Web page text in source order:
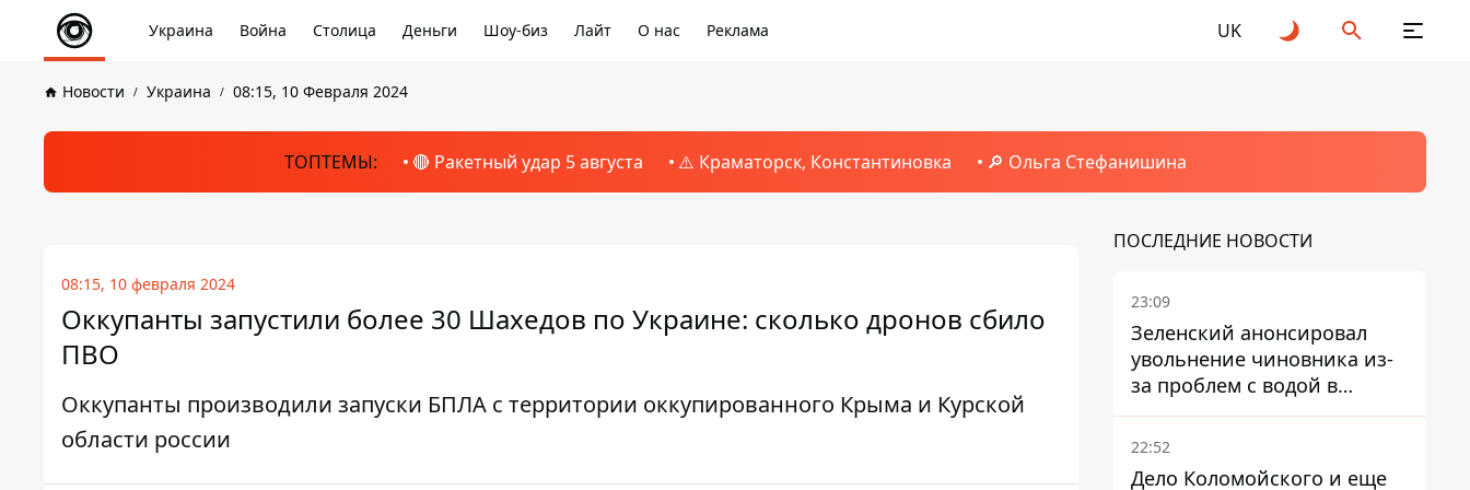
Украина Война Столица Деньги Шоу-биз Лайт О нас Реклама UK
Новости Украина 08:15, 10 Февраля 2024
ТОПТЕМЫ: 🔴 Ракетный удар 5 августа ⚠️ Краматорск, Константиновка 🔎 Ольга Стефанишина
08:15, 10 февраля 2024
Оккупанты запустили более 30 Шахедов по Украине: сколько дронов сбило
ПВО
Оккупанты производили запуски БПЛА с территории оккупированного Крыма и Курской
области россии
ПОСЛЕДНИЕ НОВОСТИ
23:09
Зеленский анонсировал
увольнение чиновника из-
за проблем с водой в
Марганце
22:52
Дело Коломойского и еще